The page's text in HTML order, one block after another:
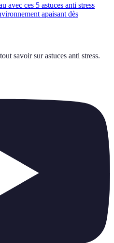
avec ces 5 astuces anti stress
apaisant dès
savoir sur astuces anti stress.